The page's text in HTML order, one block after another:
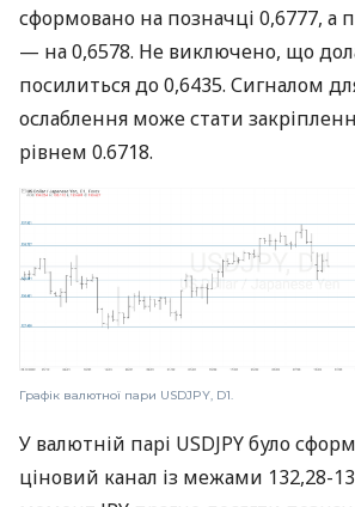
сформовано на позначці 0,6777, а
— на 0,6578. Не виключено, що
посилиться до 0,6435. Сигналом
ослаблення може стати
рівнем 0.6718.
Графік валютної пари USDJPY, D1.
У валютній парі USDJPY було
ціновий канал із межами 132,28-